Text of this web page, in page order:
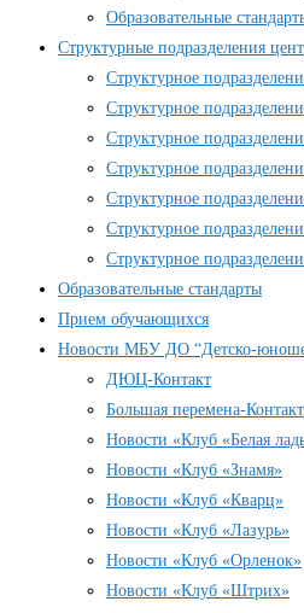
Образовательные
Структурные подразделения
Структурное
Структурное
Структурное
Структурное
Структурное
Структурное
Структурное
Образовательные стандарты
Прием обучающихся
Новости МБУ ДО “Детско-
ДЮЦ-Контакт
Большая перемена-Контакт
Новости «Клуб «Белая
Новости «Клуб «Знамя»
Новости «Клуб «Кварц»
Новости «Клуб «Лазурь»
Новости «Клуб «Орленок»
Новости «Клуб «Штрих»